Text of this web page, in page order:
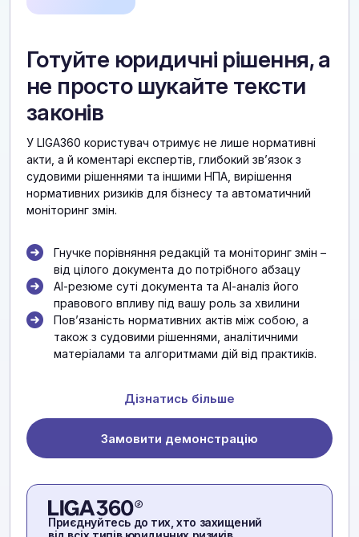
Готуйте юридичні рішення, а
не просто шукайте тексти
законів
У LIGA360 користувач отримує не лише нормативні
акти, а й коментарі експертів, глибокий звʼязок з
судовими рішеннями та іншими НПА, вирішення
нормативних ризиків для бізнесу та автоматичний
моніторинг змін.
Гнучке порівняння редакцій та моніторинг змін –
від цілого документа до потрібного абзацу
АІ-резюме суті документа та АІ-аналіз його
правового впливу під вашу роль за хвилини
Повʼязаність нормативних актів між собою, а
також з судовими рішеннями, аналітичними
матеріалами та алгоритмами дій від практиків.
Дізнатись більше
Замовити демонстрацію
Приєднуйтесь до тих, хто захищений